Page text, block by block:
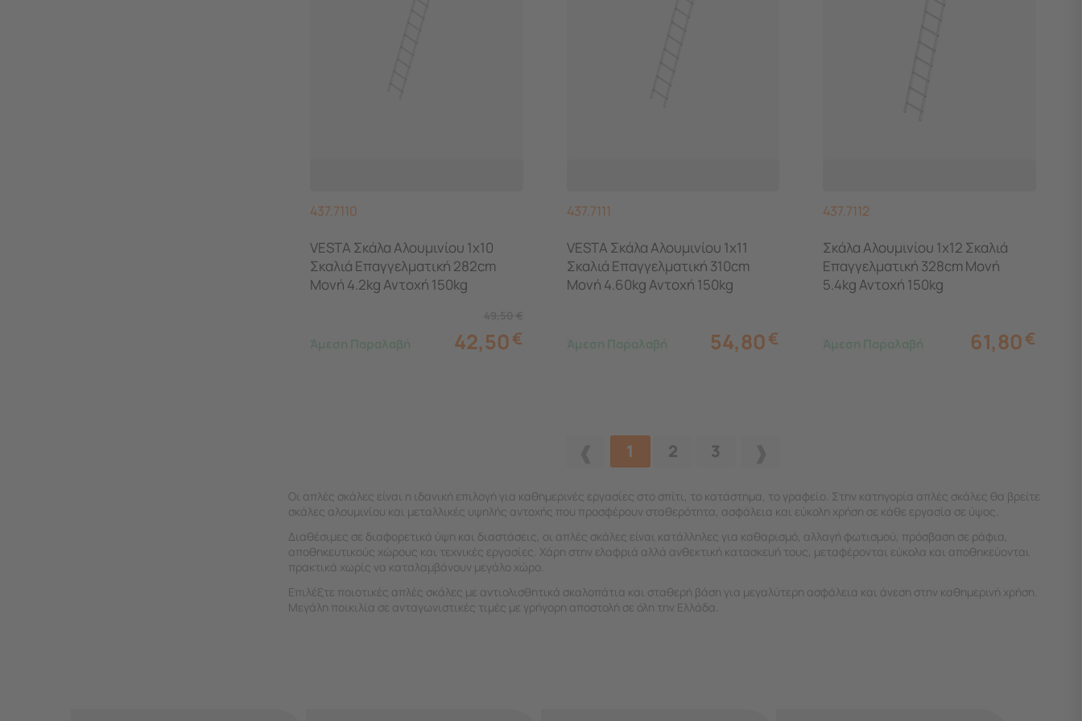
437.7110
VESTA Σκάλα Αλουμινίου 1x10
Σκαλιά Επαγγελματική 282cm
Μονή 4.2kg Αντοχή 150kg
Άμεση Παραλαβή 42,50€
437.7111
VESTA Σκάλα Αλουμινίου 1x11
Σκαλιά Επαγγελματική 310cm
Μονή 4.60kg Αντοχή 150kg
Άμεση Παραλαβή 54,80€
437.7112
Σκάλα Αλουμινίου 1x12 Σκαλιά
Επαγγελματική 328cm Μονή
5.4kg Αντοχή 150kg
Άμεση Παραλαβή 61,80€
1 2 3
Οι απλές σκάλες είναι η ιδανική επιλογή για καθημερινές εργασίες στο σπίτι, το κατάστημα, το γραφείο. Στην κατηγορία α πλές σκάλες θα βρείτε
σκάλες αλουμινίου και μεταλλικές υψηλής αντοχής που προσφέρουν σταθερότητα, ασφάλεια και εύκολη χρήση σε κάθε εργασία σε ύψος.
Διαθέσιμες σε διαφορετικά ύψη και διαστάσεις, οι απλές σκάλες είναι κατάλληλες για καθαρισμό, αλλαγή φωτισμού, πρόσβαση σε ράφια,
αποθηκευτικούς χώρους και τεχνικές εργασίες. Χάρη στην ελαφριά αλλά ανθεκτική κατασκευή τους, μεταφέρονται εύκολα και αποθηκεύονται
πρακτικά χωρίς να καταλαμβάνουν μεγάλο χώρο.
Επιλέξτε ποιοτικές απλές σκάλες με αντιολισθητικά σκαλοπάτια και σταθερή βάση για μεγαλύτερη ασφάλεια και άνεση στην καθημερινή χρήση.
Μεγάλη ποικιλία σε ανταγωνιστικές τιμές με γρήγορη αποστολή σε όλη την Ελλάδα.